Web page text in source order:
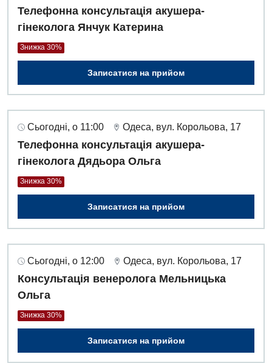
Травматологічне відділення
Травматологія і ортопедія
Урологічне відділення
Урологія
Хірургічне відділення
Для дітей
Дитяча алергологія
Дитяча гастроентерологія
Дитяча ендокринологія
Дитяча кардіоревматологія
Дитяча неврологія
Телефонна консультація акушера-
гінеколога Янчук Катерина
Знижка 30%
Записатися на прийом
Сьогодні, о 11:00 Одеса, вул. Корольова, 17
Телефонна консультація акушера-
гінеколога Дядьора Ольга
Знижка 30%
Записатися на прийом
Сьогодні, о 12:00 Одеса, вул. Корольова, 17
Консультація венеролога Мельницька
Ольга
Знижка 30%
Записатися на прийом